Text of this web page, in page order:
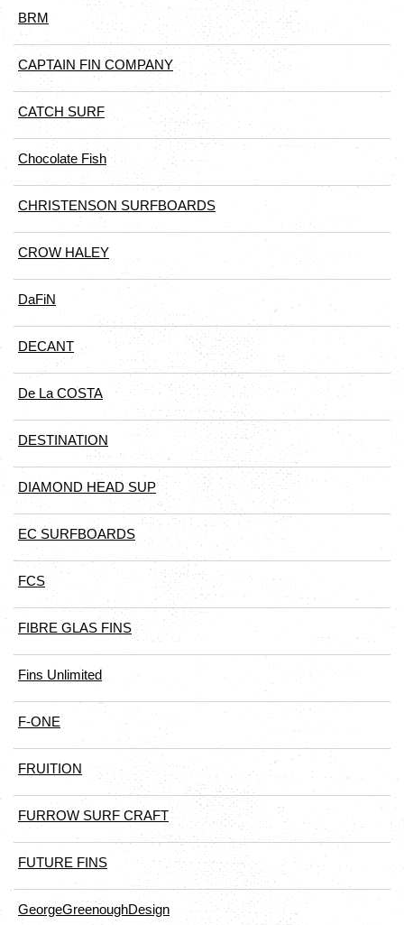
BRM
CAPTAIN FIN COMPANY
CATCH SURF
Chocolate Fish
CHRISTENSON SURFBOARDS
CROW HALEY
DaFiN
DECANT
De La COSTA
DESTINATION
DIAMOND HEAD SUP
EC SURFBOARDS
FCS
FIBRE GLAS FINS
Fins Unlimited
F-ONE
FRUITION
FURROW SURF CRAFT
FUTURE FINS
GeorgeGreenoughDesign